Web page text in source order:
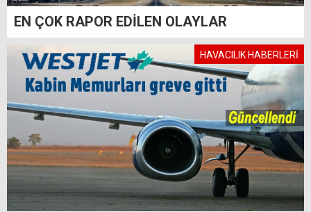
EN ÇOK RAPOR EDİLEN OLAYLAR
HAVACILIK HABERLERİ